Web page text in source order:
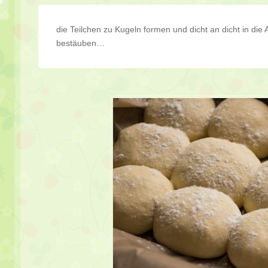
die Teilchen zu Kugeln formen und dicht an dicht in die
bestäuben…